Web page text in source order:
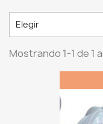
Elegir
Mostrando 1-1 de 1